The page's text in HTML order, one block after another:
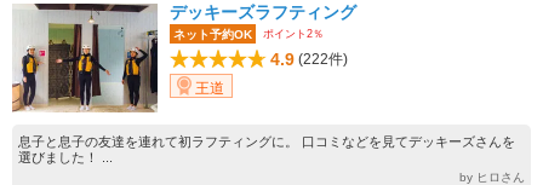
デッキーズラフティング
ネット予約OK ポイント2％
4.9 (222件)
王道
息子と息子の友達を連れて初ラフティングに。 口コミなどを見てデッキーズさんを
選びました！ ...
by ヒロさん